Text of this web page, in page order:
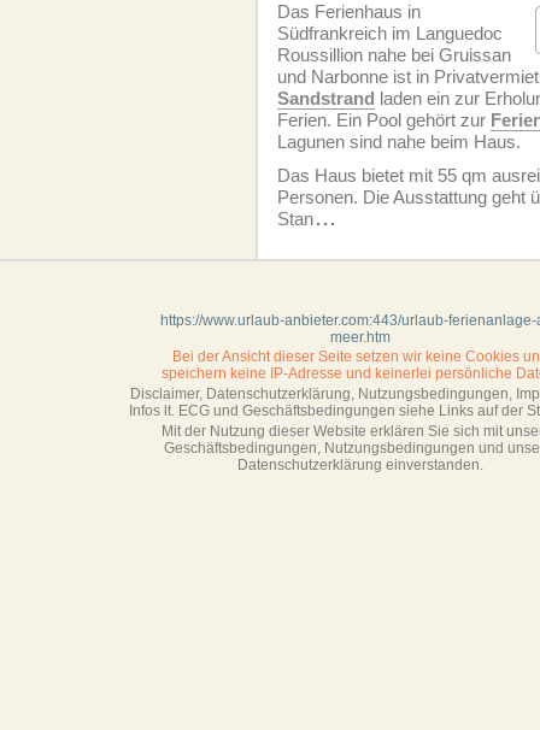
Das Ferienhaus in
Südfrankreich im Languedoc
Roussillion nahe bei Gruissan
und Narbonne ist in
Sandstrand laden ein zur
Ferien. Ein Pool gehört zur
Lagunen sind nahe beim Haus.
Das Haus bietet mit 55 qm
Personen. Die Ausstattung geht
Stan...
https://www.urlaub-anbieter.com:443/urlaub-ferienanlage-
meer.htm
Bei der Ansicht dieser Seite setzen wir keine Cookies
speichern keine IP-Adresse und keinerlei persönliche
Disclaimer, Datenschutzerklärung, Nutzungsbedingungen,
Infos lt. ECG und Geschäftsbedingungen siehe Links auf der
Mit der Nutzung dieser Website erklären Sie sich mit
Geschäftsbedin­gungen, Nutzungsbedingungen und
Datenschutzerklärung einverstanden.